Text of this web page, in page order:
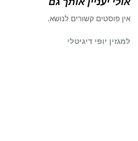
אין פוסטים קשורים לנושא.
למגזין יופי דיגיטלי